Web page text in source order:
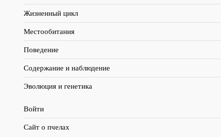
Жизненный цикл
Местообитания
Поведение
Содержание и наблюдение
Эволюция и генетика
Войти
Сайт о пчелах